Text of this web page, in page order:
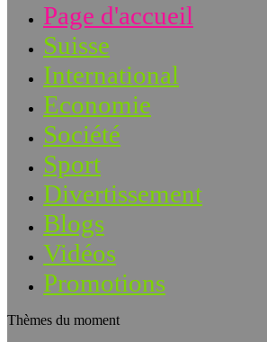
Page d'accueil
Suisse
International
Economie
Société
Sport
Divertissement
Blogs
Vidéos
Promotions
Thèmes du moment